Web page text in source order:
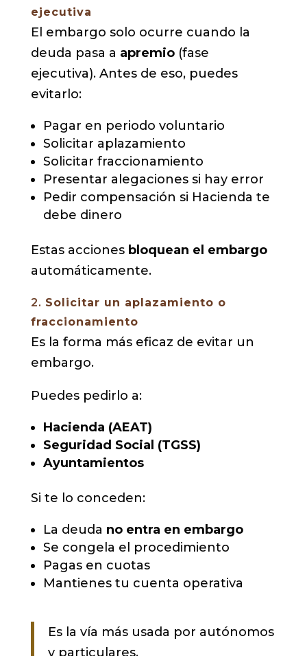
ejecutiva
El embargo solo ocurre cuando la
deuda pasa a apremio(fase
ejecutiva). Antes de eso, puedes
evitarlo:
Pagar en periodo voluntario
Solicitar aplazamiento
Solicitar fraccionamiento
Presentar alegaciones si hay error
Pedir compensación si Hacienda te
debe dinero
Estas acciones bloquean el embargo
automáticamente.
2. Solicitar un aplazamiento o
fraccionamiento
Es la forma más eficaz de evitar un
embargo.
Puedes pedirlo a:
Hacienda (AEAT)
Seguridad Social (TGSS)
Ayuntamientos
Si te lo conceden:
La deuda no entra en embargo
Se congela el procedimiento
Pagas en cuotas
Mantienes tu cuenta operativa
Es la vía más usada por autónomos
y particulares.